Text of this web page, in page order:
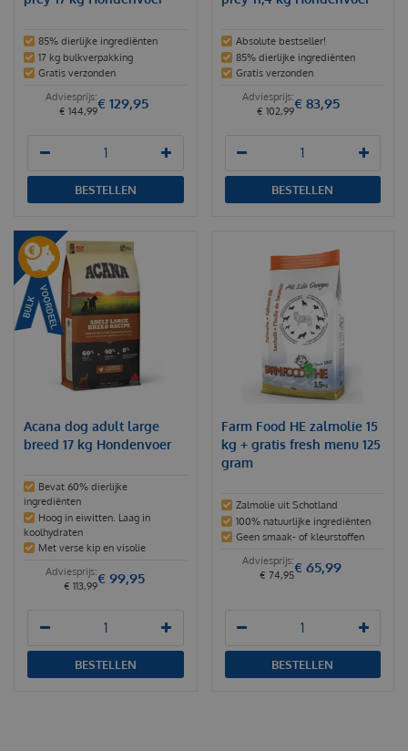
85% dierlijke ingrediënten
17 kg bulkverpakking
Gratis verzonden
€ 144,99€ 129,95
BESTELLEN
Absolute bestseller!
85% dierlijke ingrediënten
Gratis verzonden
€ 102,99€ 83,95
BESTELLEN
Acana dog adult large
breed 17 kg Hondenvoer
Bevat 60% dierlijke
ingrediënten
Hoog in eiwitten. Laag in
koolhydraten
Met verse kip en visolie
€ 113,99€ 99,95
BESTELLEN
Farm Food HE zalmolie 15
kg + gratis fresh menu 125
gram
Zalmolie uit Schotland
100% natuurlijke ingrediënten
Geen smaak- of kleurstoffen
€ 74,95€ 65,99
BESTELLEN